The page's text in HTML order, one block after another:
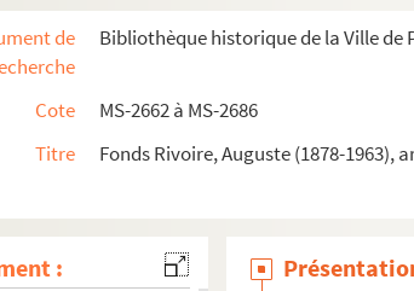
de
Bibliothèque historique de la Ville de
Cote
MS-2662 à MS-2686
Titre
Fonds Rivoire, Auguste (1878-1963),
:
nouvelle des crèches parisiennes : papiers de
nouvelle des crèches parisiennes : papiers de
nouvelle des crèches parisiennes : papiers de
nouvelle des crèches parisiennes : registres
nouvelle des crèches parisiennes : registres (suite)